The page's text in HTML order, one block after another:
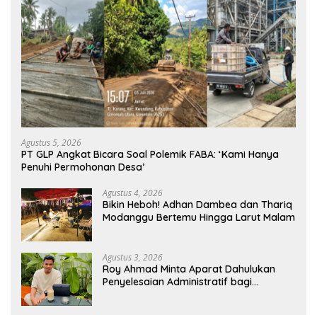
Agustus 5, 2026
PT GLP Angkat Bicara Soal Polemik FABA: ‘Kami Hanya
Penuhi Permohonan Desa’
Agustus 4, 2026
Bikin Heboh! Adhan Dambea dan Thariq
Modanggu Bertemu Hingga Larut Malam
Agustus 3, 2026
Roy Ahmad Minta Aparat Dahulukan
Penyelesaian Administratif bagi